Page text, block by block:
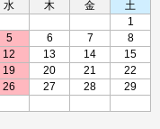
水 木 金
土
1
5 6 7
8
12 13 14
15
19 20 21
22
26 27 28
29